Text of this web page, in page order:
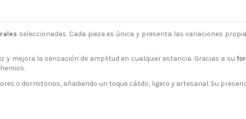
seleccionadas. Cada pieza es única y presenta las variaciones
mejora la sensación de amplitud en cualquier estancia. Gracias a su
o dormitorios, añadiendo un toque cálido, ligero y artesanal. Su